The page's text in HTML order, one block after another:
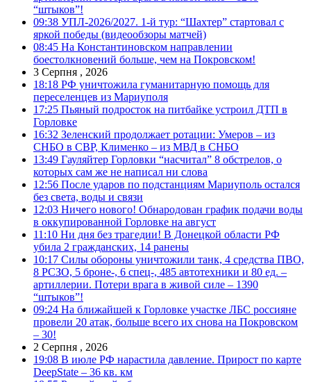
“штыков”!
09:38 УПЛ-2026/2027. 1-й тур: “Шахтер” стартовал с
яркой победы (видеообзоры матчей)
08:45 На Константиновском направлении
боестолкновений больше, чем на Покровском!
3 Серпня , 2026
18:18 РФ уничтожила гуманитарную помощь для
переселенцев из Мариуполя
17:25 Пьяный подросток на питбайке устроил ДТП в
Горловке
16:32 Зеленский продолжает ротации: Умеров – из
СНБО в СВР, Клименко – из МВД в СНБО
13:49 Гауляйтер Горловки “насчитал” 8 обстрелов, о
которых сам же не написал ни слова
12:56 После ударов по подстанциям Мариуполь остался
без света, воды и связи
12:03 Ничего нового! Обнародован график подачи воды
в оккупированной Горловке на август
11:10 Ни дня без трагедии! В Донецкой области РФ
убила 2 гражданских, 14 ранены
10:17 Силы обороны уничтожили танк, 4 средства ПВО,
8 РСЗО, 5 броне-, 6 спец-, 485 автотехники и 80 ед. –
артиллерии. Потери врага в живой силе – 1390
“штыков”!
09:24 На ближайшей к Горловке участке ЛБС россияне
провели 20 атак, больше всего их снова на Покровском
– 30!
2 Серпня , 2026
19:08 В июле РФ нарастила давление. Прирост по карте
DeepState – 36 кв. км